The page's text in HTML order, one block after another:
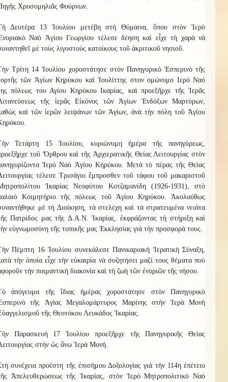
Χρυσομηλιᾶς Φούρνων.
Δευτέρα 13 Ἰουλίου μετέβη στὴ Θύμαινα, ὅπου στὸν Ἱερὸ
Ναὸ Ἁγίου Γεωργίου τέλεσε δέηση καὶ εἶχε τὴ χαρὰ νὰ
μὲ τοὺς λιγοστοὺς κατοίκους τοῦ ἀκριτικοῦ νησιοῦ.
Τρίτη 14 Ἰουλίου χοροστάτησε στὸν Πανηγυρικὸ Ἑσπερινὸ τῆς
τῶν Ἁγίων Κηρύκου καὶ Ἰουλίττης στον ομώνυμο Ιερό Ναό
πόλεως του Αγίου Κηρύκου Ικαρίας, καὶ προεξῆρχε τῆς Ἱερᾶς
τῆς ἱερᾶς Εἰκόνος τῶν Ἁγίων Ἐνδόξων Μαρτύρων,
καὶ τῶν ἱερῶν λειψάνων τῶν Ἁγίων, ἀνὰ τὴν πόλη τοῦ Ἁγίου
Τετάρτη 15 Ἰουλίου, κυριώνυμη ἡμέρα τῆς πανηγύρεως,
τοῦ Ὄρθρου καὶ τῆς Ἀρχιερατικῆς Θείας Λειτουργίας στὸν
Ἱερὸ Ναὸ Ἁγίου Κηρύκου. Μετὰ τὸ πέρας τῆς Θείας
τέλεσε Τρισάγιο ἔμπροσθεν τοῦ τάφου τοῦ μακαριστοῦ
Ἰκαρίας Νεοφύτου Κοτζαμανίδη (1926-1931), στὸ
Κοιμητήριο τῆς πόλεως τοῦ Ἁγίου Κηρύκου. Ἀκολούθως
μὲ τὴ Διοίκηση, τὰ στελέχη καὶ τὰ στρατευμένα νειάτα
Πατρίδος μας τῆς Δ.Α.Ν. Ἰκαρίας, ἐκφράζοντας τὴ στήριξη καὶ
εὐγνωμοσύνη τῆς τοπικῆς μας Ἐκκλησίας γιὰ τὴν προσφορά τους.
Πέμπτη 16 Ἰουλίου συνεκάλεσε Πανικαριακὴ Ἱερατικὴ Σύναξη,
τὴν ὁποία εἶχε τὴν εὐκαιρία νὰ συζητήσει μαζί τους θέματα ποὺ
τὴν ποιμαντικὴ διακονία καὶ τὴ ζωὴ τῶν ἐνοριῶν τῆς νήσου.
ἀπόγευμα τῆς ἴδιας ἡμέρας χοροστάτησε στὸν Πανηγυρικὸ
τῆς Ἁγίας Μεγαλομάρτυρος Μαρίνης στὴν Ἱερὰ Μονὴ
τῆς Θεοτόκου Λευκάδος Ἰκαρίας.
Παρασκευὴ 17 Ἰουλίου προεξῆρχε τῆς Πανηγυρικῆς Θείας
στὴν ὡς ἄνω Ἱερὰ Μονή.
συνέχεια προέστη τῆς ἐπισήμου Δοξολογίας γιὰ τὴν 114η ἐπέτειο
Ἀπελευθερώσεως τῆς Ἰκαρίας, στὸν Ἱερὸ Μητροπολιτικὸ Ναὸ